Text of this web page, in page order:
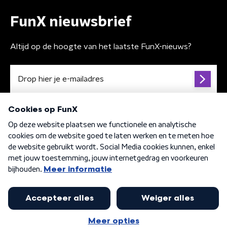
FunX nieuwsbrief
Altijd op de hoogte van het laatste FunX-nieuws?
Algemene voorwaarden Privacybeleid